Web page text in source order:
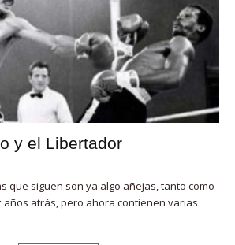
y el Libertador
que siguen son ya algo añejas, tanto como
atrás, pero ahora contienen varias